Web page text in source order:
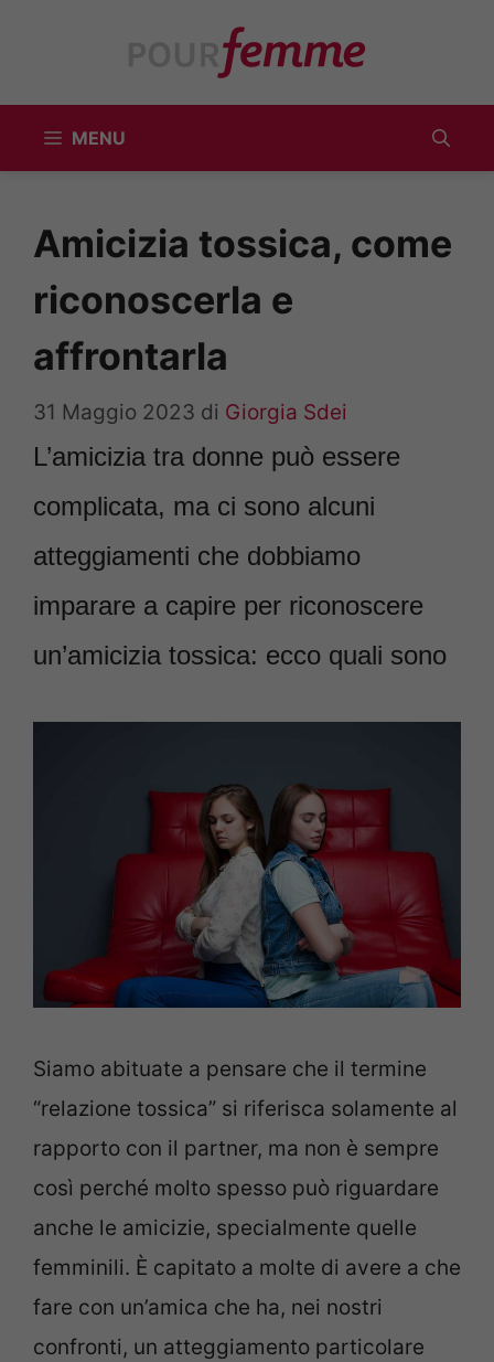
MENU
Amicizia tossica, come
riconoscerla e
affrontarla
31 Maggio 2023 di Giorgia Sdei
L’amicizia tra donne può essere
complicata, ma ci sono alcuni
atteggiamenti che dobbiamo
imparare a capire per riconoscere
un’amicizia tossica: ecco quali sono
Siamo abituate a pensare che il termine
“relazione tossica” si riferisca solamente al
rapporto con il partner, ma non è sempre
così perché molto spesso può riguardare
anche le amicizie, specialmente quelle
femminili. È capitato a molte di avere a che
fare con un’amica che ha, nei nostri
confronti, un atteggiamento particolare